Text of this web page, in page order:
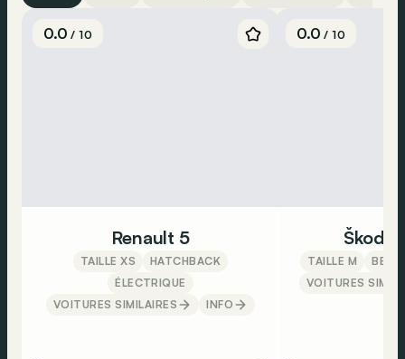
0.0/ 10
Renault 5
TAILLE XS
HATCHBACK
ÉLECTRIQUE
VOITURES SIMILAIRES
INFO
0.0/ 10
Škoda
TAILLE M
VOITURES